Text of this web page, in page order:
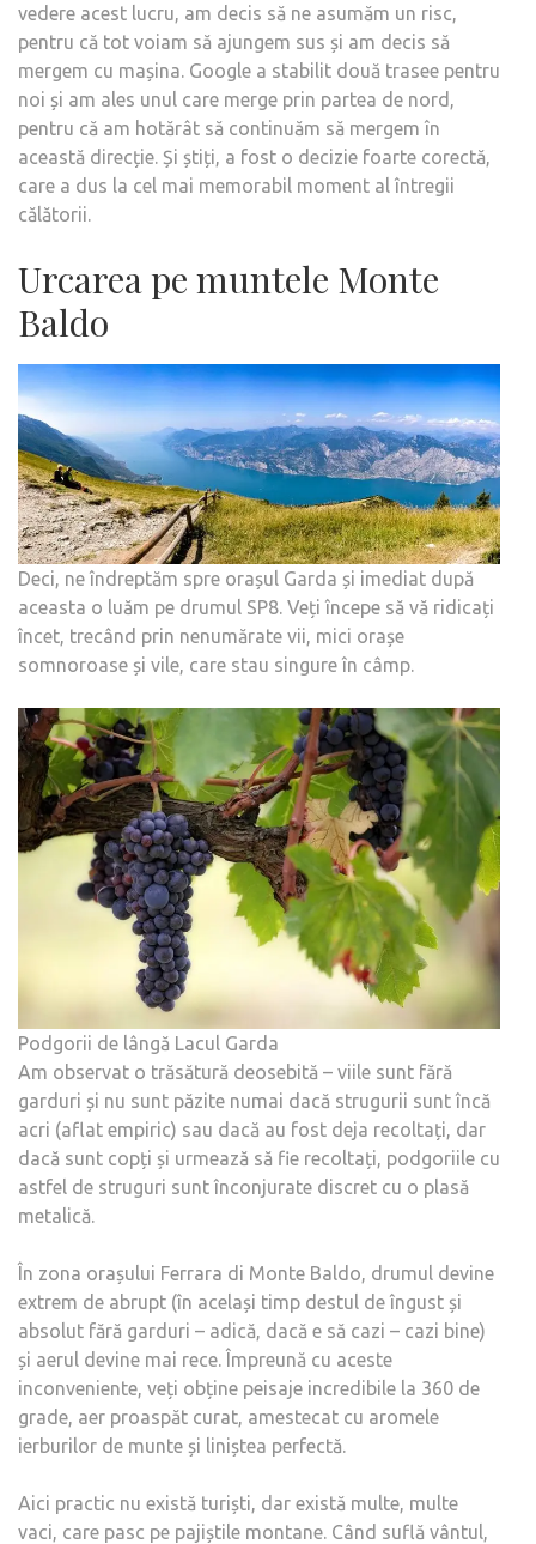
vedere acest lucru, am decis să ne asumăm un risc,
pentru că tot voiam să ajungem sus și am decis să
mergem cu mașina. Google a stabilit două trasee pentru
noi și am ales unul care merge prin partea de nord,
pentru că am hotărât să continuăm să mergem în
această direcție. Și știți, a fost o decizie foarte corectă,
care a dus la cel mai memorabil moment al întregii
călătorii.
Urcarea pe muntele Monte
Baldo
Deci, ne îndreptăm spre orașul Garda și imediat după
aceasta o luăm pe drumul SP8. Veți începe să vă ridicați
încet, trecând prin nenumărate vii, mici orașe
somnoroase și vile, care stau singure în câmp.
Podgorii de lângă Lacul Garda
Am observat o trăsătură deosebită – viile sunt fără
garduri și nu sunt păzite numai dacă strugurii sunt încă
acri (aflat empiric) sau dacă au fost deja recoltați, dar
dacă sunt copți și urmează să fie recoltați, podgoriile cu
astfel de struguri sunt înconjurate discret cu o plasă
metalică.
În zona orașului Ferrara di Monte Baldo, drumul devine
extrem de abrupt (în același timp destul de îngust și
absolut fără garduri – adică, dacă e să cazi – cazi bine)
și aerul devine mai rece. Împreună cu aceste
inconveniente, veți obține peisaje incredibile la 360 de
grade, aer proaspăt curat, amestecat cu aromele
ierburilor de munte și liniștea perfectă.
Aici practic nu există turiști, dar există multe, multe
vaci, care pasc pe pajiștile montane. Când suflă vântul,